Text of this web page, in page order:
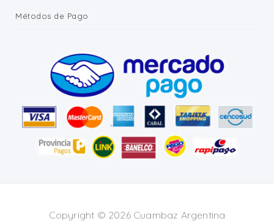
Métodos de Pago
Copyright © 2026 Cuambaz Argentina